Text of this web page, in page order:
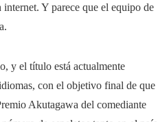
internet. Y parece que el equipo de
y el título está actualmente
con el objetivo final de que
Akutagawa del comediante